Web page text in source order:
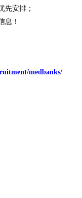
先安排；
息！
medbanks/